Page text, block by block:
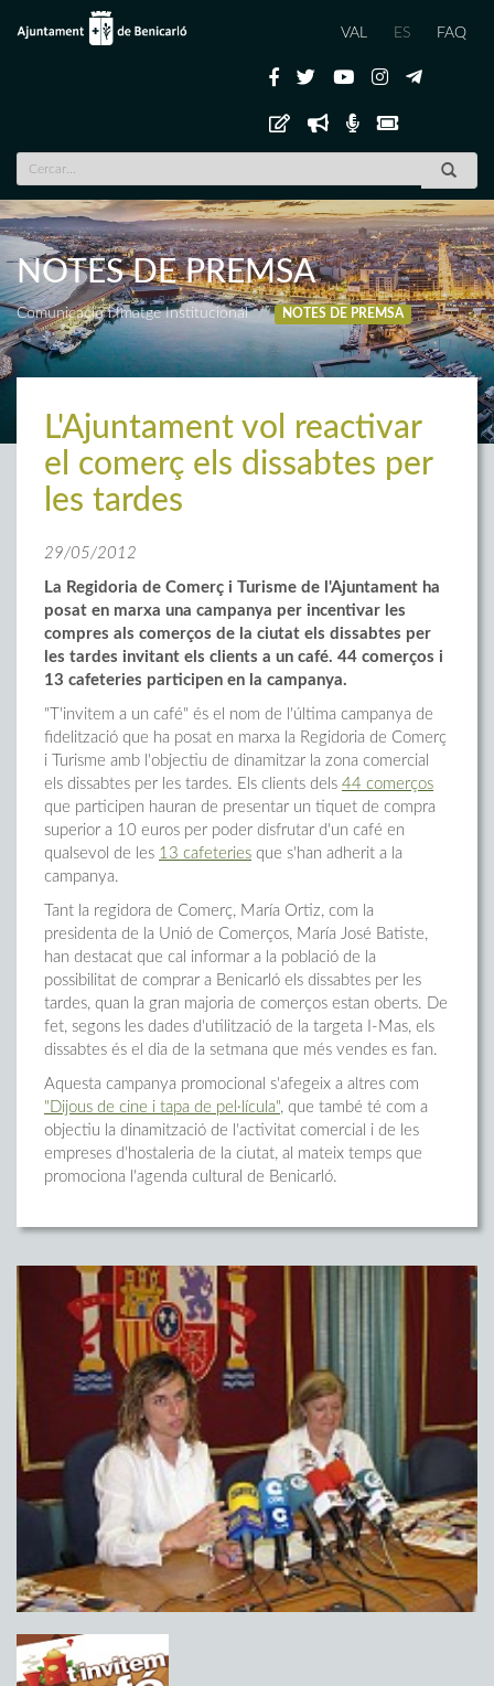
VAL ES FAQ
NOTES DE PREMSA
Comunicació i Imatge Institucional NOTES DE PREMSA
L'Ajuntament vol reactivar
el comerç els dissabtes per
les tardes
29/05/2012
La Regidoria de Comerç i Turisme de l'Ajuntament ha
posat en marxa una campanya per incentivar les
compres als comerços de la ciutat els dissabtes per
les tardes invitant els clients a un café. 44 comerços i
13 cafeteries participen en la campanya.
"T'invitem a un café" és el nom de l'última campanya de
fidelització que ha posat en marxa la Regidoria de Comerç
i Turisme amb l'objectiu de dinamitzar la zona comercial
els dissabtes per les tardes. Els clients dels 44 comerços
que participen hauran de presentar un tiquet de compra
superior a 10 euros per poder disfrutar d'un café en
qualsevol de les 13 cafeteries que s'han adherit a la
campanya.
Tant la regidora de Comerç, María Ortiz, com la
presidenta de la Unió de Comerços, María José Batiste,
han destacat que cal informar a la població de la
possibilitat de comprar a Benicarló els dissabtes per les
tardes, quan la gran majoria de comerços estan oberts. De
fet, segons les dades d'utilització de la targeta I-Mas, els
dissabtes és el dia de la setmana que més vendes es fan.
Aquesta campanya promocional s'afegeix a altres com
"Dijous de cine i tapa de pel·lícula", que també té com a
objectiu la dinamització de l'activitat comercial i de les
empreses d'hostaleria de la ciutat, al mateix temps que
promociona l'agenda cultural de Benicarló.